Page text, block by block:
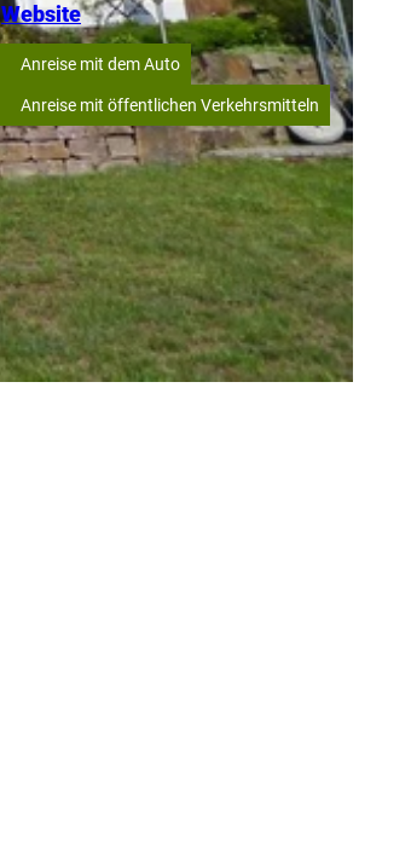
Website
Anreise mit dem Auto
Anreise mit öffentlichen Verkehrsmitteln